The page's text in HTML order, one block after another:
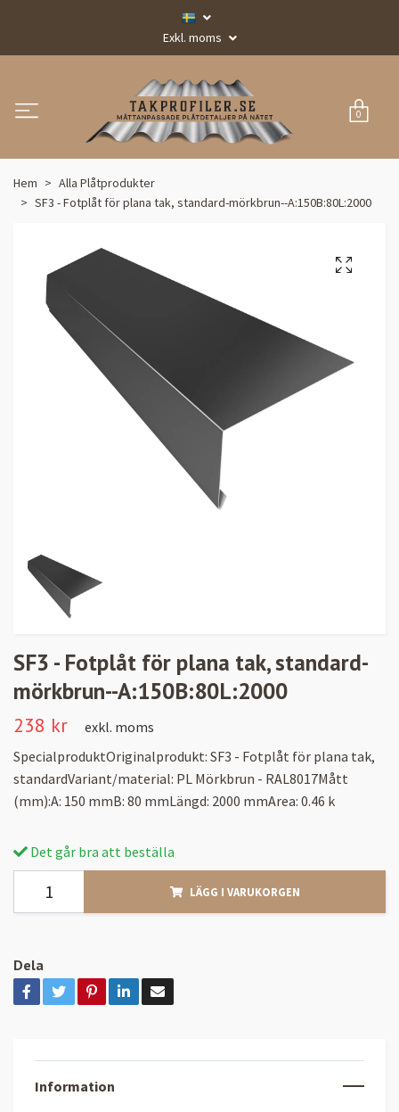
Exkl. moms
0
Hem
Alla Plåtprodukter
SF3 - Fotplåt för plana tak, standard-mörkbrun--A:150B:80L:2000
SF3 - Fotplåt för plana tak, standard-
mörkbrun--A:150B:80L:2000
238 kr
exkl. moms
SpecialproduktOriginalprodukt: SF3 - Fotplåt för plana tak,
standardVariant/material: PL Mörkbrun - RAL8017Mått
(mm):A: 150 mmB: 80 mmLängd: 2000 mmArea: 0.46 k
Det går bra att beställa
LÄGG I VARUKORGEN
Dela
Information